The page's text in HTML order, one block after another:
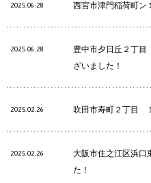
2025.06.28 西宮市津門稲荷町ン
2025.06.28
豊中市夕日丘２丁
ざいました！
2025.02.26 吹田市寿町２丁目
2025.02.26
大阪市住之江区浜
た！